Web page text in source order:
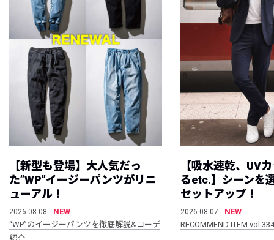
【新型も登場】大人気だっ
た”WP”イージーパンツがリニ
ューアル！
2026.08.08
NEW
“WP”のイージーパンツを徹底解説&コーデ
【吸水速乾、UV
るetc.】シーンを
セットアップ！
2026.08.07
NEW
RECOMMEND ITEM vol.334